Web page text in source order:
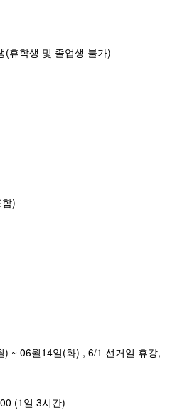
(휴학생 및 졸업생 불가)
)
~ 06월14일(화) , 6/1 선거일 휴강,
(1일 3시간)